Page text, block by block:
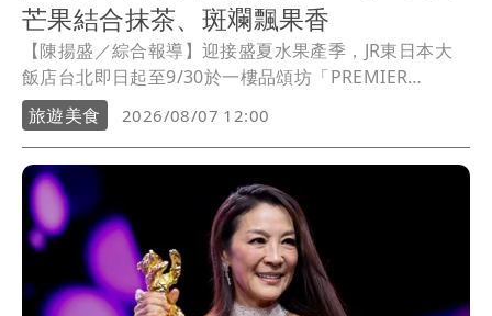
芒果結合抹茶、斑斕飄果香
【陳揚盛／綜合報導】迎接盛夏水果產季，JR東日本大
飯店台北即日起至9/30於一樓品頌坊「PREMIER
SWEET」推出「夏日水果甜點季」，由點心房主廚黃伯
欽以台灣愛文芒果為主角，結合百香果、鳳梨、白桃、
檸檬等當季水果，搭配日本抹茶、台灣金萱茶及南洋斑
斕、椰香元素，推出多款法式甜點與限定蛋糕，展現夏
季水果的豐富層次。
旅遊美食 2026/08/07 12:00